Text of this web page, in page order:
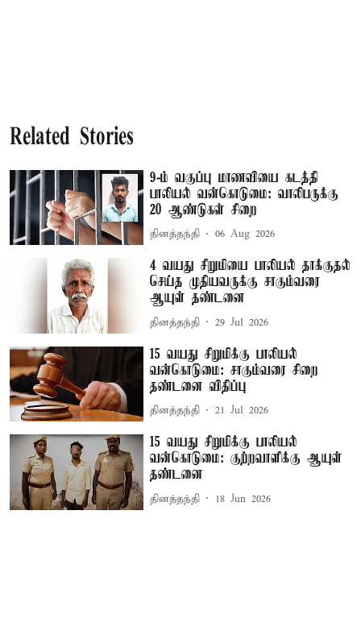
Related Stories
9-ம் வகுப்பு மாணவியை கடத்தி
பாலியல் வன்கொடுமை: வாலிபருக்கு
20 ஆண்டுகள் சிறை
தினத்தந்தி 06 Aug 2026
4 வயது சிறுமியை பாலியல் தாக்குதல்
செய்த முதியவருக்கு சாகும்வரை
ஆயுள் தண்டனை
தினத்தந்தி 29 Jul 2026
15 வயது சிறுமிக்கு பாலியல்
வன்கொடுமை: சாகும்வரை சிறை
தண்டனை விதிப்பு
தினத்தந்தி 21 Jul 2026
15 வயது சிறுமிக்கு பாலியல்
வன்கொடுமை: குற்றவாளிக்கு ஆயுள்
தண்டனை
தினத்தந்தி 18 Jun 2026